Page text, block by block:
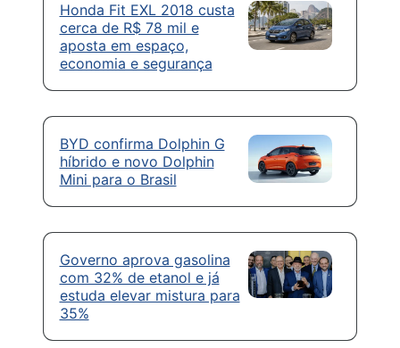
Honda Fit EXL 2018 custa
cerca de R$ 78 mil e
aposta em espaço,
economia e segurança
BYD confirma Dolphin G
híbrido e novo Dolphin
Mini para o Brasil
Governo aprova gasolina
com 32% de etanol e já
estuda elevar mistura para
35%